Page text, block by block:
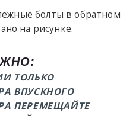
болты в обратном
на рисунке.
ТОЛЬКО
ВПУСКНОГО
ПЕРЕМЕЩАЙТЕ